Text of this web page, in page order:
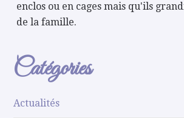
enclos ou en cages mais qu'ils
de la famille.
Catégories
Actualités